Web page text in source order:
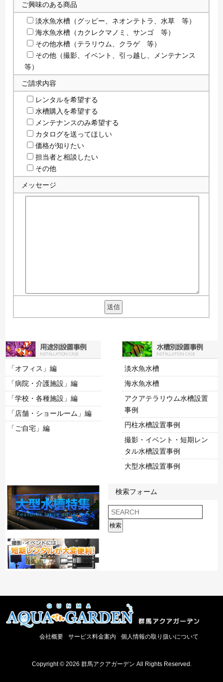
ご興味のある商品
淡水魚水槽（グッピー、ネオンテトラ、水草 等）
海水魚水槽（カクレクマノミ、サンゴ 等）
その他水槽（テラリウム、クラゲ 等）
その他（撮影、イベント、引っ越し、メンテナンス
等）
ご請求内容
レンタルを希望する
水槽購入を希望する
メンテナンスのみ希望する
カタログを送ってほしい
価格が知りたい
担当者と相談したい
その他
メッセージ
「オフィス」編
「病院・介護施設」編
「学校・各種施設」編
「店舗・ショールーム」編
「ご自宅」編
淡水魚水槽
海水魚水槽
アクアテラリウム水槽設置
事例
円柱水槽設置事例
撮影・イベント・短期レン
タル水槽設置事例
大型水槽設置事例
検索フォーム
検索
会社概要 サービス料金案内 個人情報の取り扱いについて
Copyright © 2026 群馬アクアガーデン All Rights Reserved.